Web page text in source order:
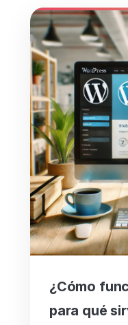
¿Cómo
para qué